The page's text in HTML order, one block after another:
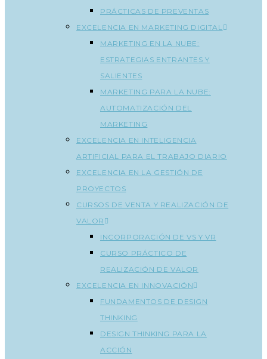
PRÁCTICAS DE PREVENTAS
EXCELENCIA EN MARKETING DIGITAL
MARKETING EN LA NUBE:
ESTRATEGIAS ENTRANTES Y
SALIENTES
MARKETING PARA LA NUBE:
AUTOMATIZACIÓN DEL
MARKETING
EXCELENCIA EN INTELIGENCIA
ARTIFICIAL PARA EL TRABAJO DIARIO
EXCELENCIA EN LA GESTIÓN DE
PROYECTOS
CURSOS DE VENTA Y REALIZACIÓN DE
VALOR
INCORPORACIÓN DE VS Y VR
CURSO PRÁCTICO DE
REALIZACIÓN DE VALOR
EXCELENCIA EN INNOVACIÓN
FUNDAMENTOS DE DESIGN
THINKING
DESIGN THINKING PARA LA
ACCIÓN